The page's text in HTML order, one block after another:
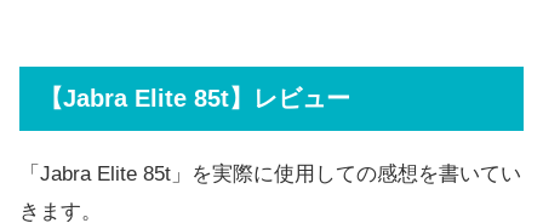
【Jabra Elite 85t】レビュー
「Jabra Elite 85t」を実際に使用しての感想を書いてい
きます。